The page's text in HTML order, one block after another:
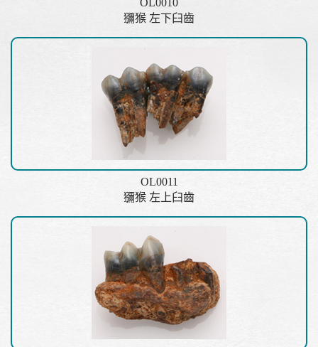
OL0010
獼猴 左下臼齒
OL0011
獼猴 左上臼齒